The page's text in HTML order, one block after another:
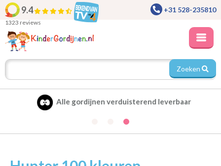
9.4
1323 reviews
+31 528-235810
Zoeken
Alle gordijnen verduisterend leverbaar